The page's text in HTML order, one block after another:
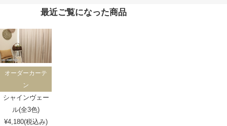
最近ご覧になった商品
オーダーカーテ
ン
シャインヴェー
ル(全3色)
¥4,180(税込み)